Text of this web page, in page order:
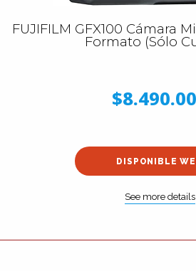
FUJIFILM GFX100 Cámara
Formato (Sólo
DISPONIBLE
See more details